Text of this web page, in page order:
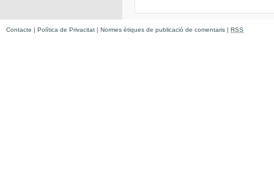
Contacte | Política de Privacitat | Normes ètiques de publicació de comentaris | RSS